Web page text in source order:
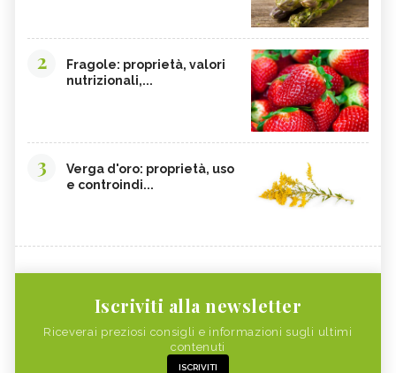
2
Fragole: proprietà, valori
nutrizionali,...
3
Verga d'oro: proprietà, uso
e controindi...
Iscriviti alla newsletter
Riceverai preziosi consigli e informazioni sugli ultimi
contenuti
ISCRIVITI